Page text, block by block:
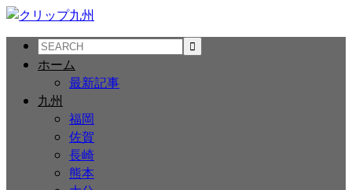
ホーム
最新記事
九州
福岡
佐賀
長崎
熊本